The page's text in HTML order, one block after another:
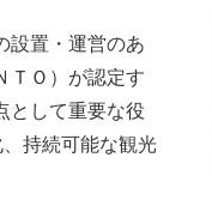
設置・運営のあ
ＴＯ）が認定す
として重要な役
持続可能な観光